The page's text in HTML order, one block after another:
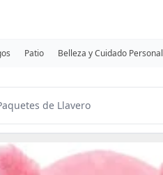
Patio Belleza y Cuidado Personal
de Llavero